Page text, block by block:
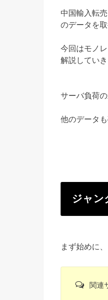
中国輸入転
のデータを
今回はモノ
解説していき
サーバ負荷
他のデータ
ジャン
まず始めに
関連